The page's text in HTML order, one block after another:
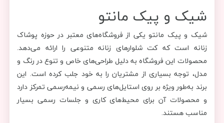
شیک و پیک مانتو
شیک و پیک مانتو یکی از فروشگاه‌های معتبر در حوزه پوشاک
زنانه است که کت شلوارهای زنانه متنوعی را ارائه می‌دهد.
محصولات این فروشگاه به دلیل طراحی‌های خاص و تنوع در رنگ و
مدل، توجه بسیاری از مشتریان را به خود جلب کرده است. این
برند به‌طور ویژه بر روی استایل‌های رسمی و نیمه‌رسمی تمرکز دارد
و محصولات آن برای محیط‌های کاری و جلسات رسمی بسیار
مناسب هستند.